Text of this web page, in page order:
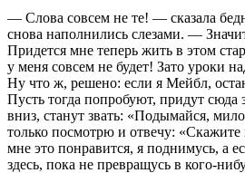
— Слова совсем не те! — сказала
снова наполнились слезами. —
Придется мне теперь жить в этом
у меня совсем не будет! Зато уроки
Ну что ж, решено: если я Мейбл,
Пусть тогда попробуют, придут сюда
вниз, станут звать: «Подымайся,
только посмотрю и отвечу: «Скажите
мне это понравится, я поднимусь, а
здесь, пока не превращусь в кого-